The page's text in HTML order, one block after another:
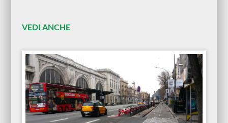
VEDI ANCHE